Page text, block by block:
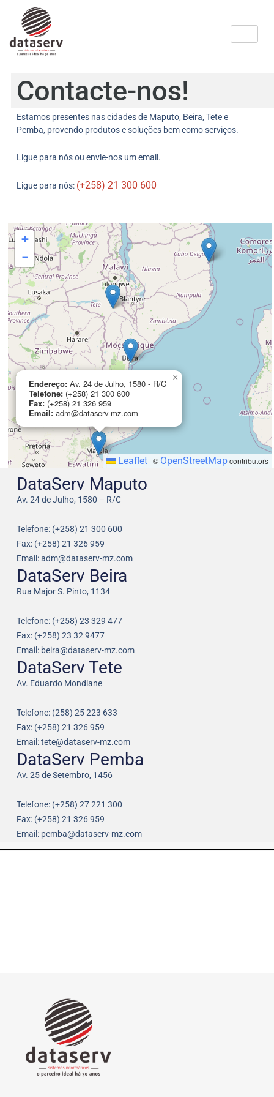
Contacte-nos!
Estamos presentes nas cidades de Maputo, Beira, Tete e
Pemba, provendo produtos e soluções bem como serviços.
Ligue para nós ou envie-nos um email.
Ligue para nós: (+258) 21 300 600
Endereço: Av. 24 de Julho, 1580 - R/C
Telefone: (+258) 21 300 600
Fax: (+258) 21 326 959
Email: adm@dataserv-mz.com
×
+
−
Leaflet | © OpenStreetMapcontributors
DataServ Maputo
Av. 24 de Julho, 1580 – R/C
Telefone: (+258) 21 300 600
Fax: (+258) 21 326 959
Email: adm@dataserv-mz.com
DataServ Beira
Rua Major S. Pinto, 1134
Telefone: (+258) 23 329 477
Fax: (+258) 23 32 9477
Email: beira@dataserv-mz.com
DataServ Tete
Av. Eduardo Mondlane
Telefone: (258) 25 223 633
Fax: (+258) 21 326 959
Email: tete@dataserv-mz.com
DataServ Pemba
Av. 25 de Setembro, 1456
Telefone: (+258) 27 221 300
Fax: (+258) 21 326 959
Email: pemba@dataserv-mz.com